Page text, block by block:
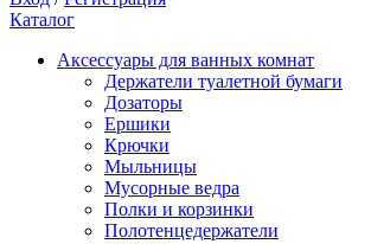
Каталог
Аксессуары для ванных комнат
Держатели туалетной бумаги
Дозаторы
Ершики
Крючки
Мыльницы
Мусорные ведра
Полки и корзинки
Полотенцедержатели